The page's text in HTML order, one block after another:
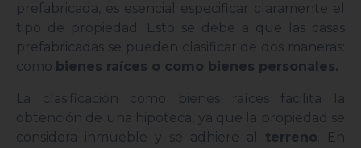
prefabricada, es esencial especificar claramente el
tipo de propiedad. Esto se debe a que las casas
prefabricadas se pueden clasificar de dos maneras:
como bienes raíces o como bienes personales.
La clasificación como bienes raíces facilita la
obtención de una hipoteca, ya que la propiedad se
considera inmueble y se adhiere al terreno . En